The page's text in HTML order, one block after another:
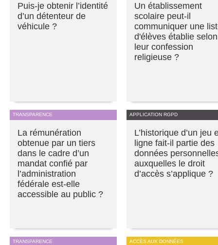
Puis-je obtenir l’identité
d’un détenteur de
véhicule ?
Un établissement
scolaire peut-il
communiquer une
d'élèves établie selon
leur confession
religieuse ?
TRANSPARENCE
La rémunération
obtenue par un tiers
dans le cadre d’un
mandat confié par
l’administration
fédérale est-elle
accessible au public ?
APPLICATION RGPD
L’historique d’un jeu
ligne fait-il partie des
données
auxquelles le droit
d’accès s’applique ?
TRANSPARENCE ACCÈS AUX DONNÉES